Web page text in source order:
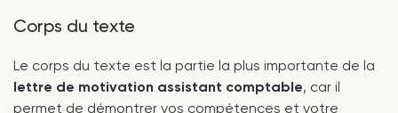
Corps du texte
Le corps du texte est la partie la plus importante de la
lettre de motivation assistant comptable, car il
permet de démontrer vos compétences et votre